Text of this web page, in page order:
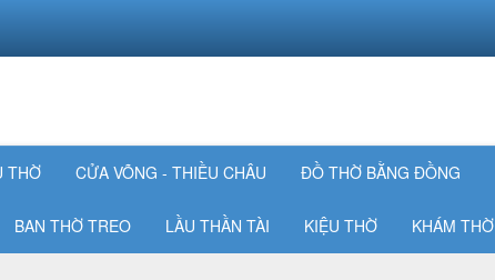
THỜ CỬA VÕNG - THIỀU CHÂU ĐỒ THỜ BẰNG ĐỒNG
BAN THỜ TREO LẦU THẦN TÀI KIỆU THỜ KHÁM THỜ